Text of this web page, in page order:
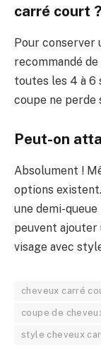
carré court ?
Pour conserver
recommandé
toutes les 4 à 6
coupe ne perde
Peut-on
Absolument !
options
une demi-
peuvent ajouter
visage avec
cheveux carré
coupe de
style cheveux